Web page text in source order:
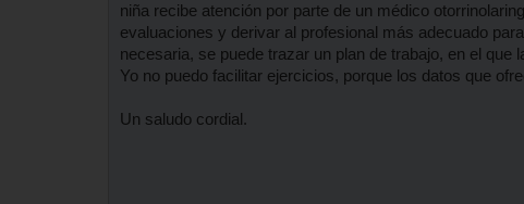
niña recibe atención por parte de un médico
evaluaciones y derivar al profesional más adecuado
necesaria, se puede trazar un plan de trabajo, en el
Yo no puedo facilitar ejercicios, porque los datos que
Un saludo cordial.